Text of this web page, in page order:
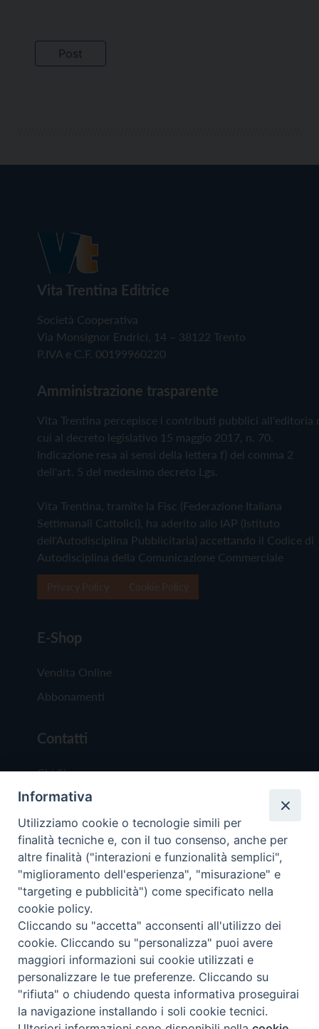
Vita Trentina Editrice
Società Cooperativa
Via Monsignor Endrici, 14 – 38122 Trento
P.IVA e C.F. 00199960220
Amministrazione trasparente
Vita Trentina percepisce i contributi pubblici all'editoria
cui al decreto legislativo 15 maggio 2017, n. 70.
Indicazione resa ai sensi della lettera f) del comma 2
dell'art. 5 del medesimo decreto Lgs.
Vita Trentina, tramite la Fisc (Federazione Italiana
Settimanali Cattolici), ha aderito allo IAP (Istituto
dell'Autodisciplina Pubblicitaria) accettando il Codice di
Autodisciplina della Comunicazione Commerciale
E-Shop
Vendita Online
Abbonamenti
Contatti
Chi Siamo
Redazione
Scrivici
Copyright © 2019 - Tutti i diritti riservati - Vita
Trentina Editrice
Privacy Policy
Torna
Informativa
Utilizziamo cookie o tecnologie simili per
finalità tecniche e, con il tuo consenso, anche per
altre finalità ("interazioni e funzionalità semplici",
"miglioramento dell'esperienza", "misurazione" e
"targeting e pubblicità") come specificato nella
cookie policy.
Cliccando su "accetta" acconsenti all'utilizzo dei
cookie. Cliccando su "personalizza" puoi avere
maggiori informazioni sui cookie utilizzati e
personalizzare le tue preferenze. Cliccando su
"rifiuta" o chiudendo questa informativa proseguirai
la navigazione installando i soli cookie tecnici.